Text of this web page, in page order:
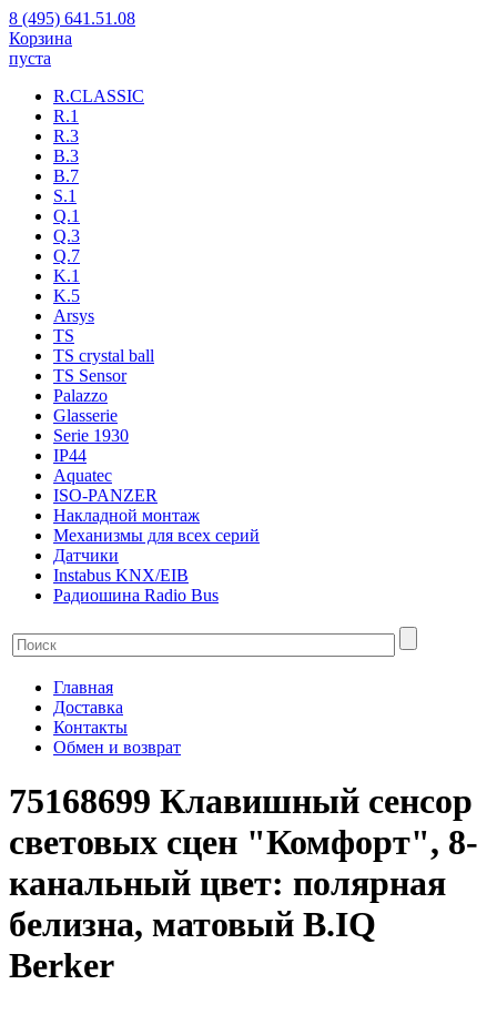
8 (495) 641.51.08
Корзина
пуста
R.CLASSIC
R.1
R.3
B.3
B.7
S.1
Q.1
Q.3
Q.7
K.1
K.5
Arsys
TS
TS crystal ball
TS Sensor
Palazzo
Glasserie
Serie 1930
IP44
Aquatec
ISO-PANZER
Накладной монтаж
Механизмы для всех серий
Датчики
Instabus KNX/EIB
Радиошина Radio Bus
Главная
Доставка
Контакты
Обмен и возврат
75168699 Клавишный сенсор
световых сцен "Комфорт", 8-
канальный цвет: полярная
белизна, матовый B.IQ
Berker